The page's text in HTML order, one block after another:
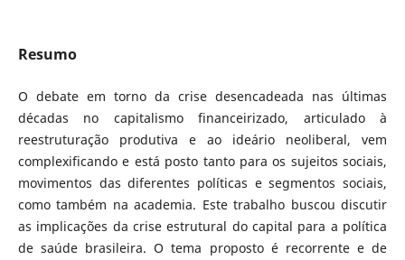
Resumo
O debate em torno da crise desencadeada nas últimas
décadas no capitalismo financeirizado, articulado à
reestruturação produtiva e ao ideário neoliberal, vem
complexificando e está posto tanto para os sujeitos sociais,
movimentos das diferentes políticas e segmentos sociais,
como também na academia. Este trabalho buscou discutir
as implicações da crise estrutural do capital para a política
de saúde brasileira. O tema proposto é recorrente e de